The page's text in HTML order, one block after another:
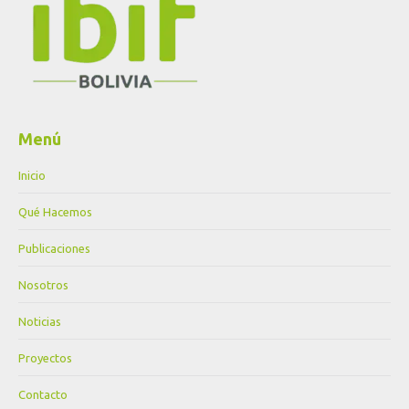
Menú
Inicio
Qué Hacemos
Publicaciones
Nosotros
Noticias
Proyectos
Contacto